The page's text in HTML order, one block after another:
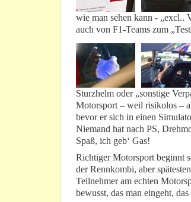
wie man sehen kann - „excl..
auch von F1-Teams zum
Sturzhelm oder „sonstige
Motorsport – weil risikolos –
bevor er sich in einen
Niemand hat nach PS,
Spaß, ich geb‘ Gas!
Richtiger Motorsport beginnt
der Rennkombi, aber
Teilnehmer am echten
bewusst, das man eingeht,